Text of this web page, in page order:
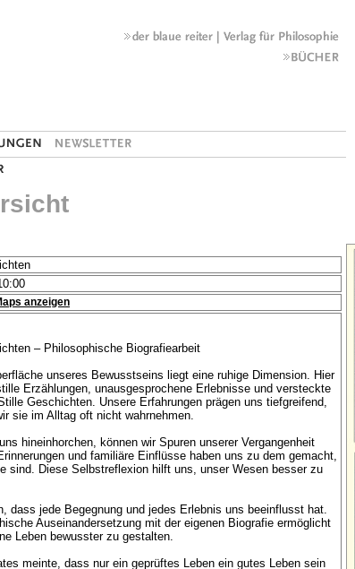
anzeigen
– Philosophische Biografiearbeit
unseres Bewusstseins liegt eine ruhige Dimension. Hier
Erzählungen, unausgesprochene Erlebnisse und versteckte
Geschichten. Unsere Erfahrungen prägen uns tiefgreifend,
sie im Alltag oft nicht wahrnehmen.
hineinhorchen, können wir Spuren unserer Vergangenheit
und familiäre Einflüsse haben uns zu dem gemacht,
sind. Diese Selbstreflexion hilft uns, unser Wesen besser zu
dass jede Begegnung und jedes Erlebnis uns beeinflusst hat.
Auseinandersetzung mit der eigenen Biografie ermöglicht
Leben bewusster zu gestalten.
meinte, dass nur ein geprüftes Leben ein gutes Leben sein